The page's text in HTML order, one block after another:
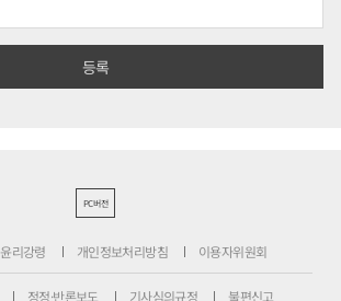
PC버전
윤리강령 개인정보처리방침 이용자위원회
정정·반론보도 기사심의규정 불편신고